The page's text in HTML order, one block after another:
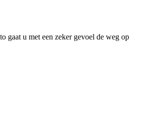
gaat u met een zeker gevoel de weg op